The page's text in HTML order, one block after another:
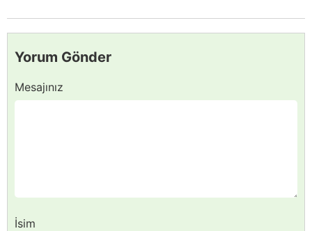
Yorum Gönder
Mesajınız
İsim